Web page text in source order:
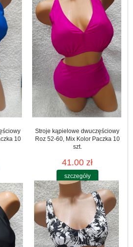
10
Stroje kąpielowe dwuczęściowy
Roz 52-60, Mix Kolor Paczka 10
szt.
41.00 zł
szczegóły